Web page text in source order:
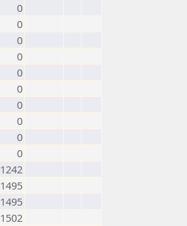
0
0
0
0
0
0
0
0
0
0
1242
1495
1495
1502